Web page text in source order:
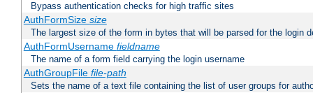
Bypass authentication checks for high traffic sites
AuthFormSize size
The largest size of the form in bytes that will be parsed for the login
AuthFormUsername fieldname
The name of a form field carrying the login username
AuthGroupFile file-path
Sets the name of a text file containing the list of user groups for